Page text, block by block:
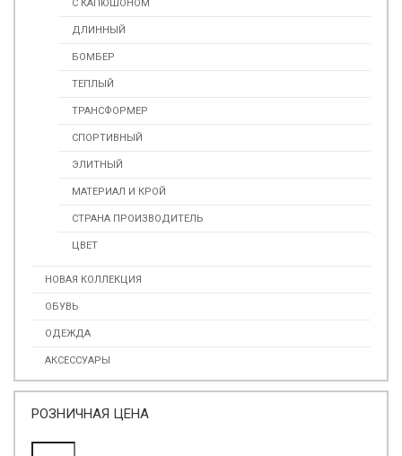
С КАПЮШОНОМ
ДЛИННЫЙ
БОМБЕР
ТЕПЛЫЙ
ТРАНСФОРМЕР
СПОРТИВНЫЙ
ЭЛИТНЫЙ
МАТЕРИАЛ И КРОЙ
СТРАНА ПРОИЗВОДИТЕЛЬ
ЦВЕТ
НОВАЯ КОЛЛЕКЦИЯ
ОБУВЬ
ОДЕЖДА
АКСЕССУАРЫ
РОЗНИЧНАЯ ЦЕНА